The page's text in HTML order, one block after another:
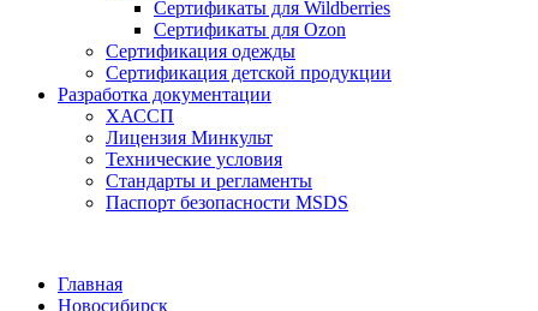
Сертификаты для Wildberries
Сертификаты для Ozon
Сертификация одежды
Сертификация детской продукции
Разработка документации
ХАССП
Лицензия Минкульт
Технические условия
Стандарты и регламенты
Паспорт безопасности MSDS
Главная
Новосибирск